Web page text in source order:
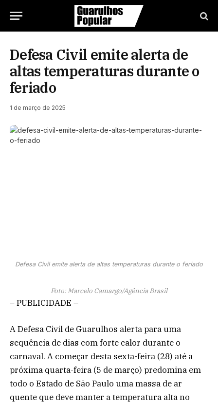
Defesa Civil emite alerta de
altas temperaturas durante o
feriado
1 de março de 2025
Defesa Civil emite alerta de altas temperaturas durante o feriado
Foto: Marcelo Camargo/Agência Brasil
– PUBLICIDADE –
A Defesa Civil de Guarulhos alerta para uma
sequência de dias com forte calor durante o
carnaval. A começar desta sexta-feira (28) até a
próxima quarta-feira (5 de março) predomina em
todo o Estado de São Paulo uma massa de ar
quente que deve manter a temperatura alta no